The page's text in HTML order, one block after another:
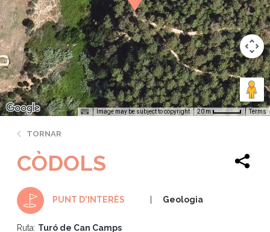
Image may be subject to copyright 20 m Terms
TORNAR
CÒDOLS
PUNT D'INTERÈS Geologia
Ruta: Turó de Can Camps